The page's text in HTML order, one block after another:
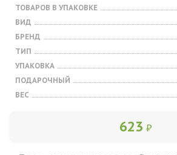
ТОВАРОВ В УПАКОВКЕ
ВИД
БРЕНД
ТИП
УПАКОВКА
ПОДАРОЧНЫЙ
ВЕС
623 ₽